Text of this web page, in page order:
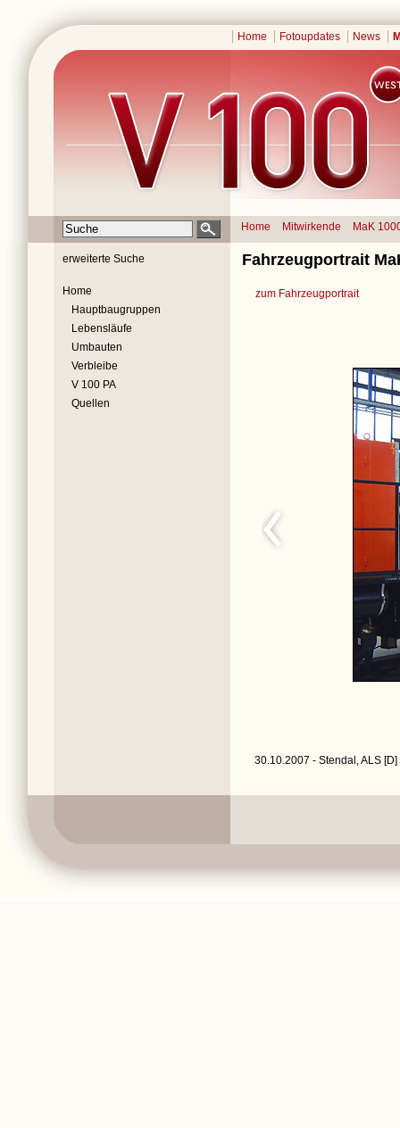
Home Fotoupdates News
Home Mitwirkende MaK
erweiterte Suche
Home
Hauptbaugruppen
Lebensläufe
Umbauten
Verbleibe
V 100 PA
Quellen
Fahrzeugportrait
zum Fahrzeugportrait
30.10.2007 - Stendal, ALS [D]